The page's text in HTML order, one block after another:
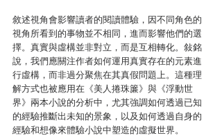
敘述視角會影響讀者的閱讀體驗，因不同角色的
視角所看到的事物並不相同，進而影響他們的選
擇。真實與虛構並非對立，而是互相轉化。敍銘
說，我們應關注作者如何運用真實存在的元素進
行虛構，而非過分聚焦在其真假問題上。這種理
解方式也被應用在《美人捲珠簾》與《浮動世
界》兩本小說的分析中，尤其強調如何透過已知
的經驗推斷出未知的景象，以及如何透過自身的
經驗和想像來體驗小說中塑造的虛擬世界。